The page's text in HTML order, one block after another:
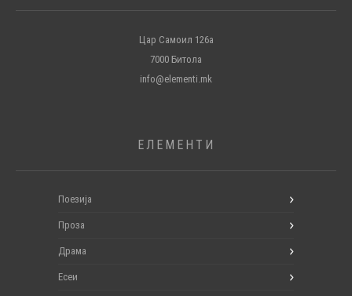
Цар Самоил 126а
7000 Битола
info@elementi.mk
ЕЛЕМЕНТИ
Поезија
Проза
Драма
Есеи